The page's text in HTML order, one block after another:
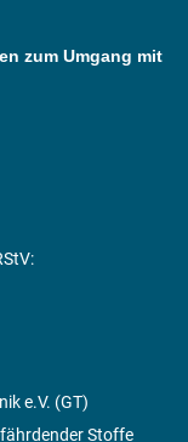
zum Umgang mit
e.V. (GT)
Stoffe